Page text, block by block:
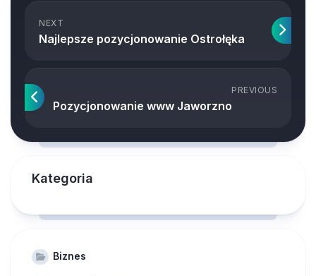
NEXT
Najlepsze pozycjonowanie Ostrołęka
PREVIOUS
Pozycjonowanie www Jaworzno
Kategoria
Biznes